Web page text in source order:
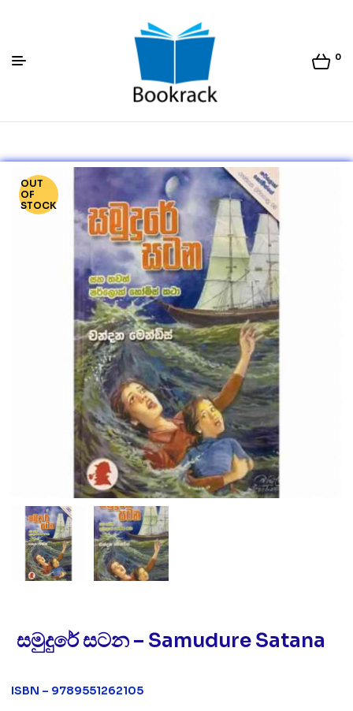
Bookrack.lk
0
OUT
OF
STOCK
සමුදුරේ සටන – Samudure Satana
ISBN – 9789551262105